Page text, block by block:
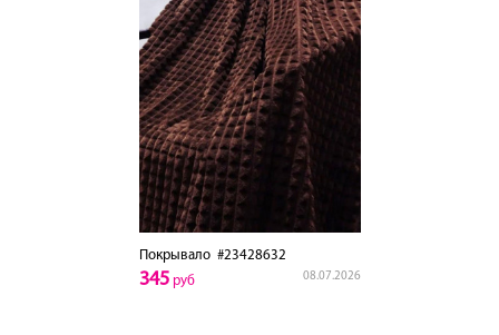
Покрывало#23428632
08.07.2026
345руб